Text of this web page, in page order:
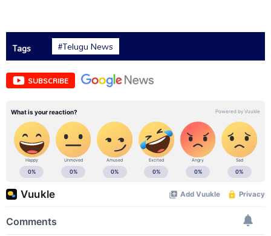
Tags #Telugu News
SUBSCRIBE